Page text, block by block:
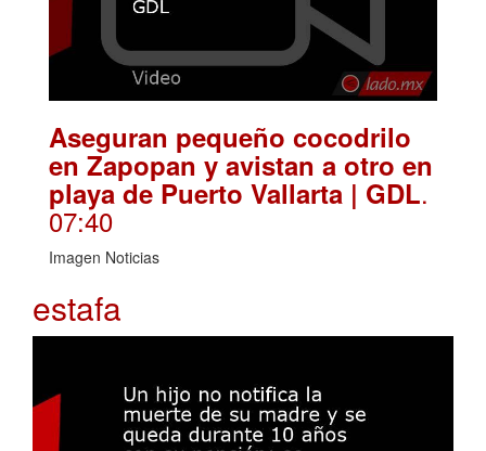
Aseguran pequeño cocodrilo
en Zapopan y avistan a otro en
playa de Puerto Vallarta | GDL.
07:40
Imagen Noticias
estafa